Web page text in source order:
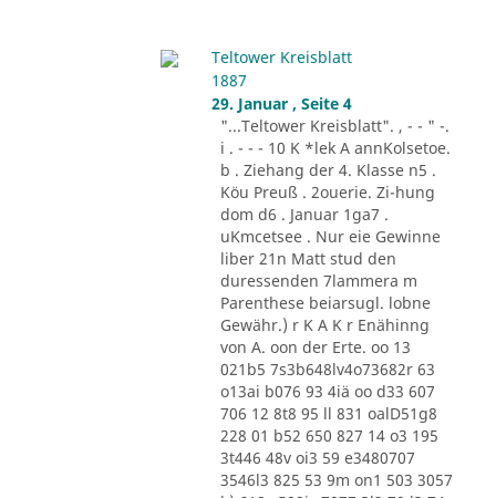
Teltower Kreisblatt
1887
29. Januar , Seite 4
"...Teltower Kreisblatt". , - - " -.
i . - - - 10 K *lek A annKolsetoe.
b . Ziehang der 4. Klasse n5 .
Köu Preuß . 2ouerie. Zi-hung
dom d6 . Januar 1ga7 .
uKmcetsee . Nur eie Gewinne
liber 21n Matt stud den
duressenden 7lammera m
Parenthese beiarsugl. lobne
Gewähr.) r K A K r Enähinng
von A. oon der Erte. oo 13
021b5 7s3b648lv4o73682r 63
o13ai b076 93 4iä oo d33 607
706 12 8t8 95 ll 831 oalD51g8
228 01 b52 650 827 14 o3 195
3t446 48v oi3 59 e3480707
3546l3 825 53 9m on1 503 3057